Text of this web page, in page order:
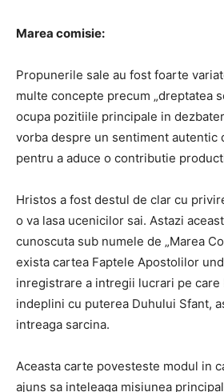
Marea comisie:
Propunerile sale au fost foarte
multe concepte precum „dreptatea
ocupa pozitiile principale in
vorba despre un sentiment autentic
pentru a aduce o contributie
Hristos a fost destul de clar cu
o va lasa ucenicilor sai. Astazi
cunoscuta sub numele de „Marea
exista cartea Faptele Apostolilor
inregistrare a intregii lucrari pe care
indeplini cu puterea Duhului Sfant,
intreaga sarcina.
Aceasta carte povesteste modul in
ajuns sa inteleaga misiunea